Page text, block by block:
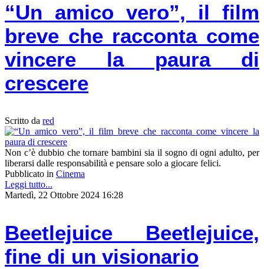
“Un amico vero”, il film
breve che racconta come
vincere la paura di
crescere
Scritto da red
Non c’è dubbio che tornare bambini sia il sogno di ogni adulto, per
liberarsi dalle responsabilità e pensare solo a giocare felici.
Pubblicato in Cinema
Leggi tutto...
Martedì, 22 Ottobre 2024 16:28
Beetlejuice Beetlejuice,
fine di un visionario